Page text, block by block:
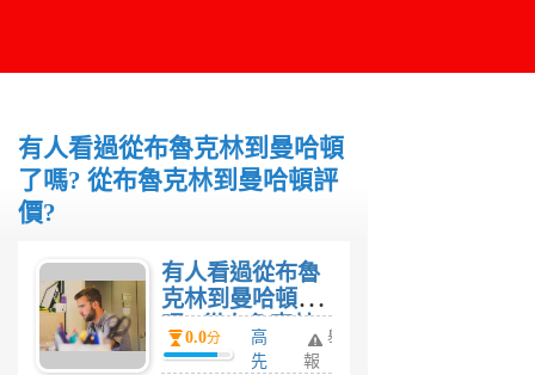
有人看過從布魯克林到曼哈頓
了嗎? 從布魯克林到曼哈頓評
價?
有人看過從布魯
克林到曼哈頓了
嗎? 從布魯克林
到曼哈頓評價?
0.0分
高
先
舉
報